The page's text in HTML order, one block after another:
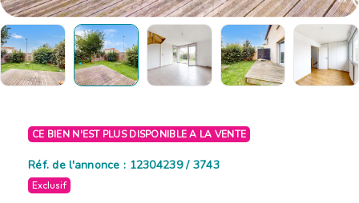
CE BIEN N'EST PLUS DISPONIBLE A LA VENTE
Réf. de l'annonce : 12304239 / 3743
Exclusif